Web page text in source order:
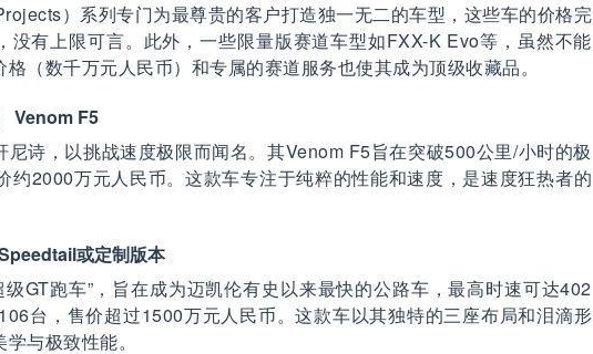
）系列专门为最尊贵的客户打造独一无二的车型，这些车的价格完
没有上限可言。此外，一些限量版赛道车型如FXX-K Evo等，虽然不能
（数千万元人民币）和专属的赛道服务也使其成为顶级收藏品。
Venom F5
尼诗，以挑战速度极限而闻名。其Venom F5旨在突破500公里/小时的极
约2000万元人民币。这款车专注于纯粹的性能和速度，是速度狂热者的
或定制版本
GT跑车”，旨在成为迈凯伦有史以来最快的公路车，最高时速可达402
台，售价超过1500万元人民币。这款车以其独特的三座布局和泪滴形
与极致性能。